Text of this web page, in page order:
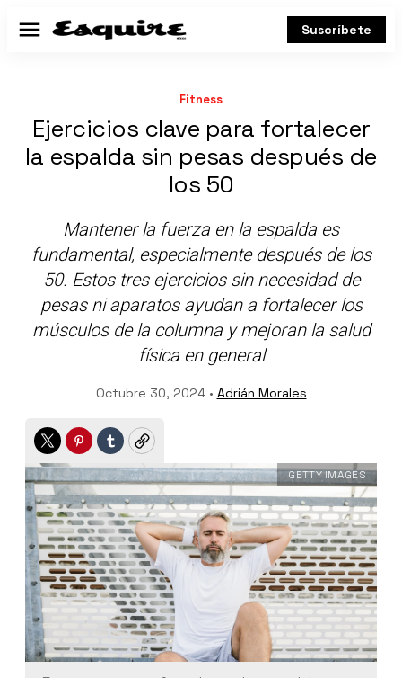
Menú Suscríbete
Fitness
Ejercicios clave para fortalecer
la espalda sin pesas después de
los 50
Mantener la fuerza en la espalda es
fundamental, especialmente después de los
50. Estos tres ejercicios sin necesidad de
pesas ni aparatos ayudan a fortalecer los
músculos de la columna y mejoran la salud
física en general
Octubre 30, 2024 • Adrián Morales
TwitterPinterest
TumblrCopy
GETTY IMAGES